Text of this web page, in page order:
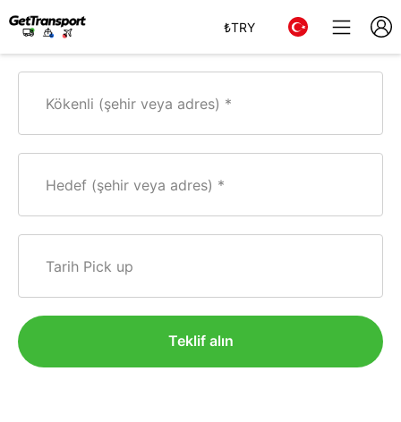
₺TRY
Kökenli (şehir veya adres)
Hedef (şehir veya adres)
Tarih Pick up
Teklif alın